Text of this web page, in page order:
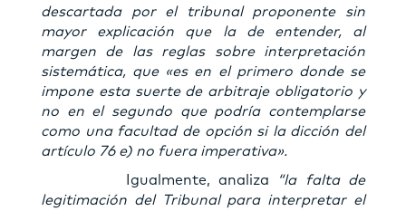
descartada por el tribunal proponente sin
mayor explicación que la de entender, al
margen de las reglas sobre interpretación
sistemática, que «es en el primero donde se
impone esta suerte de arbitraje obligatorio y
no en el segundo que podría contemplarse
como una facultad de opción si la dicción del
artículo 76 e) no fuera imperativa».
Igualmente, analiza “la falta de
legitimación del Tribunal para interpretar el